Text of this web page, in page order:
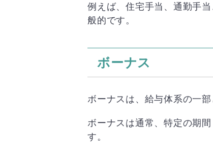
例えば、住宅手当、通勤手
般的です。
ボーナス
ボーナスは、給与体系の一
ボーナスは通常、特定の期
す。